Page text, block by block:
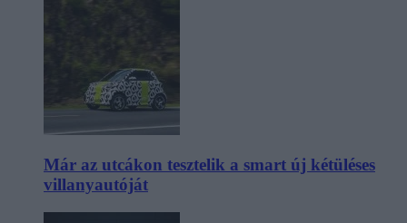
Már az utcákon tesztelik a smart új kétüléses
villanyautóját